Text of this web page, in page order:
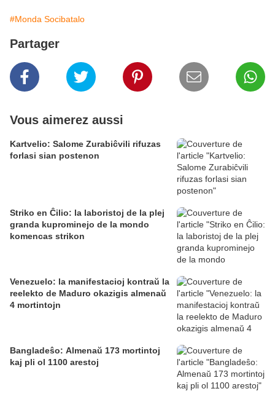
#Monda Socibatalo
Partager
Vous aimerez aussi
Kartvelio: Salome Zurabiĉvili rifuzas
forlasi sian postenon
Striko en Ĉilio: la laboristoj de la plej
granda kuprominejo de la mondo
komencas strikon
Venezuelo: la manifestacioj kontraŭ la
reelekto de Maduro okazigis almenaŭ
4 mortintojn
Bangladeŝo: Almenaŭ 173 mortintoj
kaj pli ol 1100 arestoj